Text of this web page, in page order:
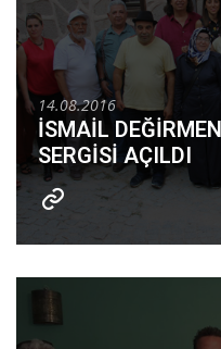
14.08.2016
İSMAİL
SERGİSİ AÇILDI